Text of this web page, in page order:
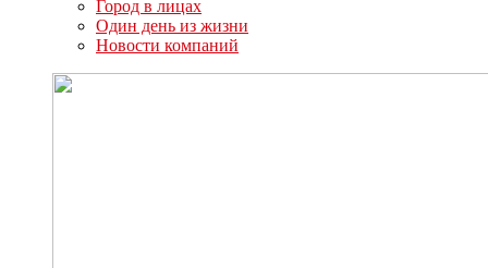
Город в лицах
Один день из жизни
Новости компаний